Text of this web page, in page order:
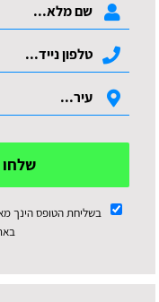
בשליחת הטופס הינך